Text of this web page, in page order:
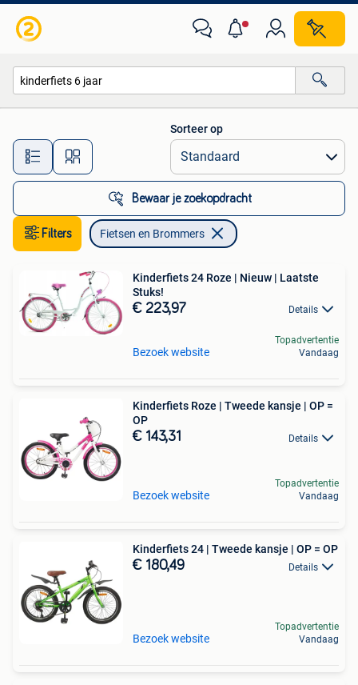
Alle afstanden…
Sorteer op
Bewaar je zoekopdracht
Filters Fietsen en Brommers
Kinderfiets 24 Roze | Nieuw | Laatste
Stuks!
€ 223,97 Details
Bezoek website
Topadvertentie
Vandaag
Kinderfiets Roze | Tweede kansje | OP =
OP
€ 143,31 Details
Bezoek website
Topadvertentie
Vandaag
Kinderfiets 24 | Tweede kansje | OP = OP
€ 180,49 Details
Bezoek website
Topadvertentie
Vandaag